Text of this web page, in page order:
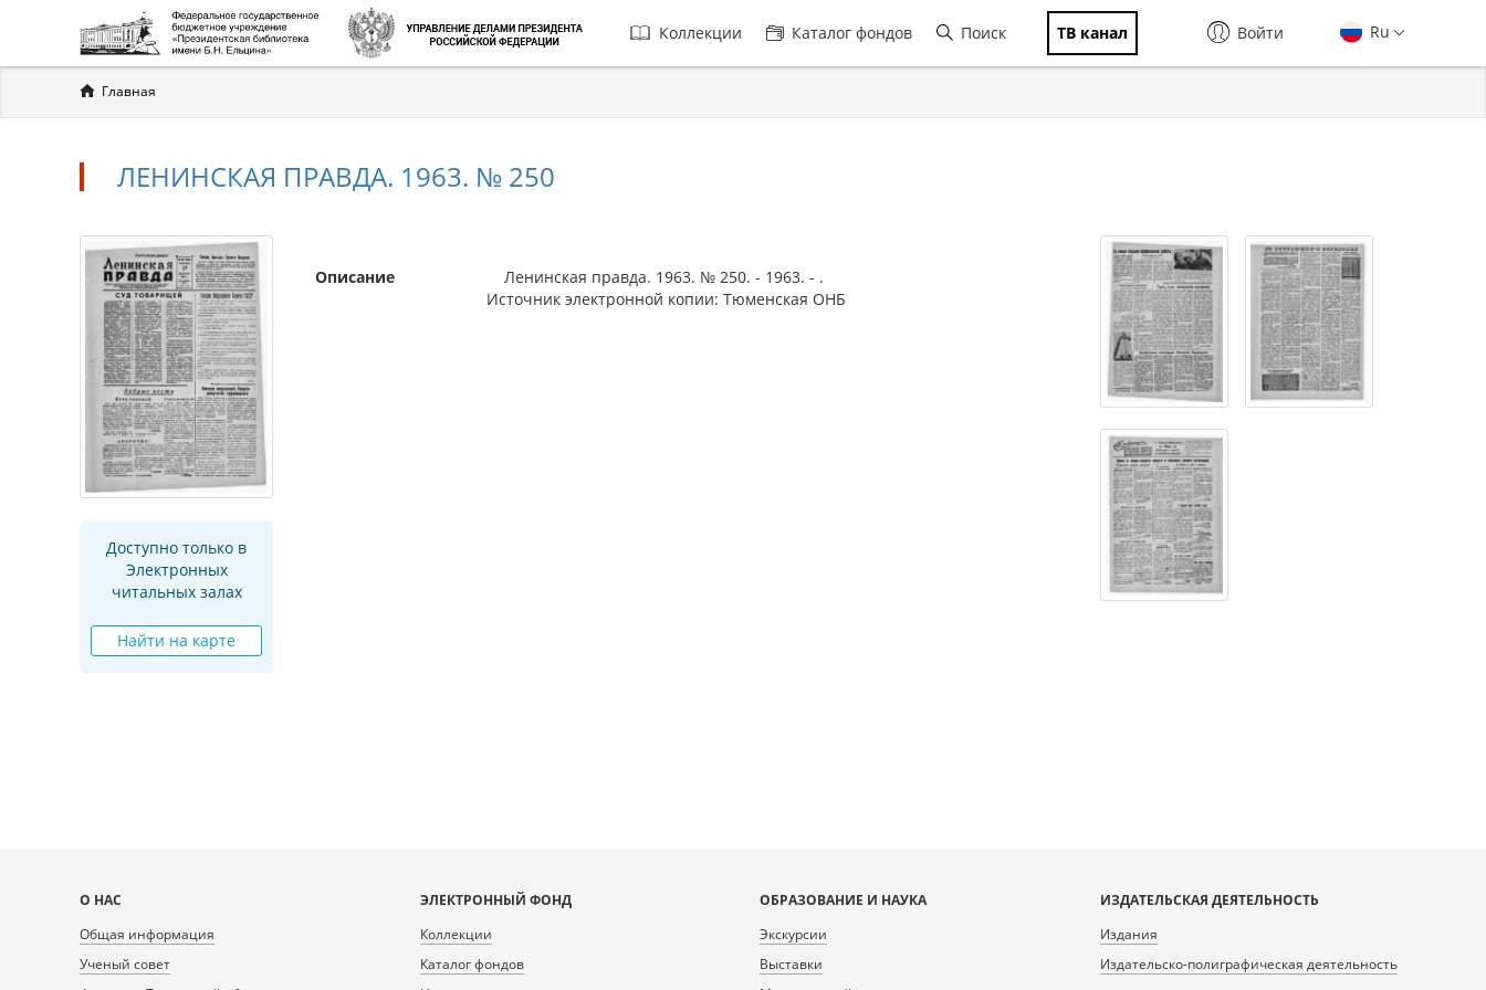
Главная
навигация
Коллекции Каталог фондов Поиск ТВ канал Ru
Войти
Вы
здесь
Главная
ЛЕНИНСКАЯ ПРАВДА. 1963. № 250
Доступно только в
Электронных
читальных залах
Найти на карте
Описание
Ленинская правда. 1963. № 250. - 1963. - .
Источник электронной копии: Тюменская ОНБ
Карта
сайта
О НАС
Общая информация
Ученый совет
ЭЛЕКТРОННЫЙ ФОНД
Коллекции
Каталог фондов
ОБРАЗОВАНИЕ И НАУКА
Экскурсии
Выставки
ИЗДАТЕЛЬСКАЯ ДЕЯТЕЛЬНОСТЬ
Издания
Издательско-полиграфическая деятельность